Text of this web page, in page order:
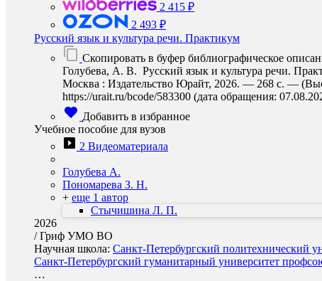
2 415 ₽
2 493 ₽
Русский язык и культура речи. Практикум
Скопировать в буфер библиографическое
Голубева, А. В. Русский язык и культура речи.
Москва : Издательство Юрайт, 2026. — 268 с. —
https://urait.ru/bcode/583300 (дата обращения:
Добавить в избранное
Учебное пособие для вузов
2 Видеоматериала
Голубева А.
Пономарева З. Н.
+ еще 1 автор
Стычишина Л. П.
2026
/Гриф УМО ВО
Научная школа: Санкт-Петербургский политехнический
Санкт-Петербургский гуманитарный университет
…